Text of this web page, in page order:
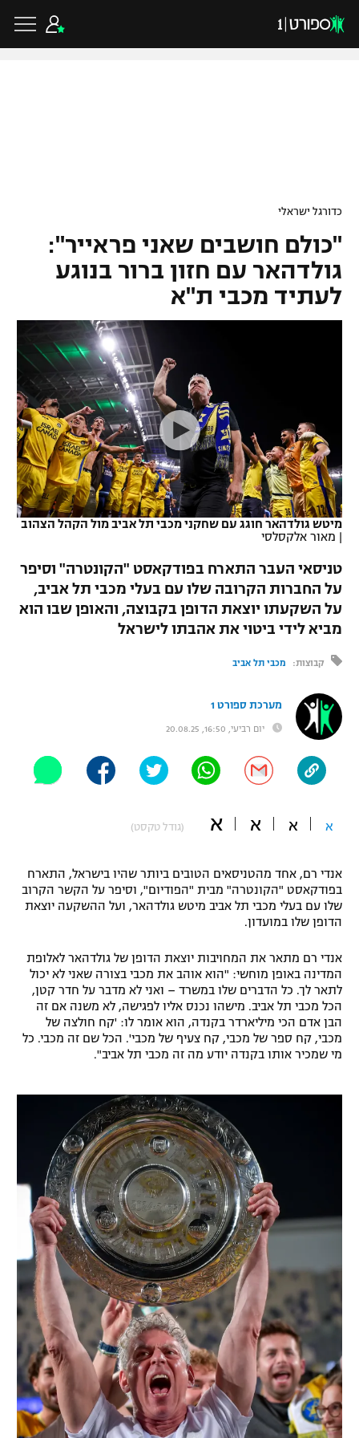
רץ ברשת
תוצאות
לוח שידורים
ברחבה
"מחצית בשכונה" – פודקאסט
תקנון עבור פעילות אלקטרה
תקנון עבור פעילות ספורט 1 – "מרלן"
גיימינג E-Sports
תנאי שימוש
מדיניות פרטיות
תקנון פעילות ספורט 1
רשיון להקרנה פומבית לבית עסק
הצטרפות לחבילת הערוצים
לוח דרושים – ג'ובנט
תגיות
גביע הטוטו
ליגיונרים
בית"ר ירושלים
מכבי תל אביב
הפועל תל אביב
הפועל חיפה
הפועל באר שבע
ליגת האלופות
ליגה אירופית
ליגה אנגלית
ליגה איטלקית
ליגה צרפתית
ליגה הולנדית
ליגה סינית
ליגה ברזילאית
ליגות נוספות
כדורסל ישראלי
ליגת ווינר סל
הפועל חולון
הפועל ירושלים
דני אבדיה
כדורסל עולמי
יורוקאפ
כדוריד
כדורעף
שחייה
אגרוף
ספורט אולימפי
היאבקות WWE
כדורמים
פוטבול אמריקאי NFL
בייסבול MLB
אומנויות לחימה
גיימינג E-Sports
כדורגל ישראלי
"כולם חושבים שאני פראייר":
גולדהאר עם חזון ברור בנוגע
לעתיד מכבי ת"א
מיטש גולדהאר חוגג עם שחקני מכבי תל אביב מול הקהל הצהוב
| מאור אלקסלסי
טניסאי העבר התארח בפודקאסט "הקונטרה" וסיפר
על החברות הקרובה שלו עם בעלי מכבי תל אביב,
על השקעתו יוצאת הדופן בקבוצה, והאופן שבו הוא
מביא לידי ביטוי את אהבתו לישראל
קבוצות: מכבי תל אביב
מערכת ספורט 1
יום רביעי, 16:50, 20.08.25
א א א א (גודל טקסט)
אנדי רם, אחד מהטניסאים הטובים ביותר שהיו בישראל, התארח
בפודקאסט "הקונטרה" מבית "הפודיום", וסיפר על הקשר הקרוב
שלו עם בעלי מכבי תל אביב מיטש גולדהאר, ועל ההשקעה יוצאת
הדופן שלו במועדון.
אנדי רם מתאר את המחויבות יוצאת הדופן של גולדהאר לאלופת
המדינה באופן מוחשי: "הוא אוהב את מכבי בצורה שאני לא יכול
לתאר לך. כל הדברים שלו במשרד – ואני לא מדבר על חדר קטן,
הכל מכבי תל אביב. מישהו נכנס אליו לפגישה, לא משנה אם זה
הבן אדם הכי מיליארדר בקנדה, הוא אומר לו: 'קח חולצה של
מכבי, קח ספר של מכבי, קח צעיף של מכבי'. הכל שם זה מכבי. כל
מי שמכיר אותו בקנדה יודע מה זה מכבי תל אביב".